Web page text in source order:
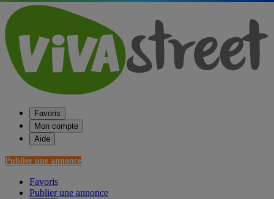
Favoris
Mon compte
Aide
Publier une annonce
Favoris
Publier une annonce